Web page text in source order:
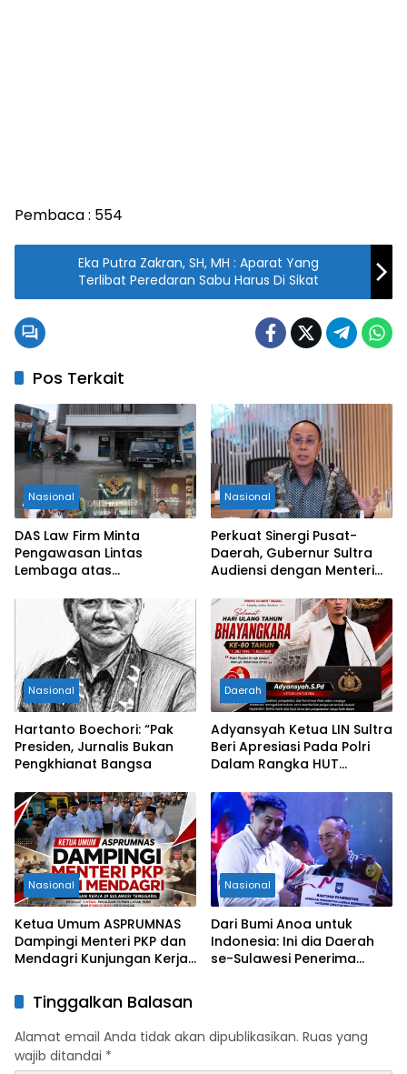
Pembaca : 554
Eka Putra Zakran, SH, MH : Aparat Yang
Terlibat Peredaran Sabu Harus Di Sikat
Pos Terkait
Nasional
DAS Law Firm Minta
Pengawasan Lintas
Lembaga atas
Objek Sengketa di
Pengadilan Negeri Jakarta
Nasional
Perkuat Sinergi Pusat-
Daerah, Gubernur Sultra
Audiensi dengan Menteri
Nasional
Hartanto Boechori: “Pak
Presiden, Jurnalis Bukan
Pengkhianat Bangsa
Daerah
Adyansyah Ketua LIN Sultra
Beri Apresiasi Pada Polri
Dalam Rangka HUT
Nasional
Ketua Umum ASPRUMNAS
Dampingi Menteri PKP dan
Mendagri Kunjungan Kerja
Program Rumah Layak Huni
dan Konsolidasi Organisasi
Nasional
Dari Bumi Anoa untuk
Indonesia: Ini dia Daerah
se-Sulawesi Penerima
Tinggalkan Balasan
Alamat email Anda tidak akan dipublikasikan. Ruas yang
wajib ditandai *